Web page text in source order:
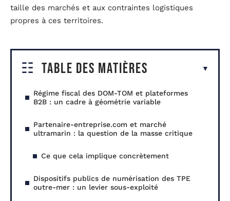
taille des marchés et aux contraintes logistiques
propres à ces territoires.
Table des matières
Régime fiscal des DOM-TOM et plateformes
B2B : un cadre à géométrie variable
Partenaire-entreprise.com et marché
ultramarin : la question de la masse critique
Ce que cela implique concrètement
Dispositifs publics de numérisation des TPE
outre-mer : un levier sous-exploité